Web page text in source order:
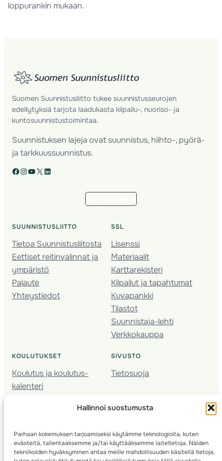
Hallinnoi suostumusta
Parhaan kokemuksen tarjoamiseksi käytämme teknologioita, kuten
evästeitä, tallentaaksemme ja/tai käyttääksemme laitetietoja. Näiden
tekniikoiden hyväksyminen antaa meille mahdollisuuden käsitellä tietoja,
loppurankin mukaan.
Suomen Suunnistusliitto tukee suunnistusseurojen
edellytyksiä tarjota laadukasta kilpailu-, nuoriso- ja
kuntosuunnistustoimintaa.
Suunnistuksen lajeja ovat suunnistus, hiihto-, pyörä-
ja tarkkuussuunnistus.
Facebook Instagram YouTube X LinkedIn
SUUNNISTUSLIITTO
Tietoa Suunnistusliitosta
Eettiset reitinvalinnat ja
ympäristö
Palaute
Yhteystiedot
SSL
Lisenssi
Materiaalit
Karttarekisteri
Kilpailut ja tapahtumat
Kuvapankki
Tilastot
Suunnistaja-lehti
Verkkokauppa
KOULUTUKSET
Koulutus ja koulutus­
kalenteri
Seura­kehittäminen
Kartoitus
Ratamestari
SIVUSTO
Tietosuoja